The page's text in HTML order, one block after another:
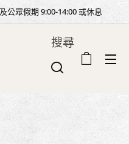
公眾假期 9:00-14:00 或休息
搜尋